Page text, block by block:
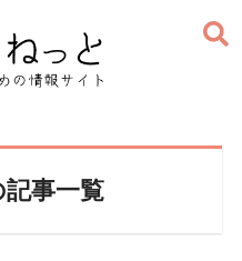
記事一覧